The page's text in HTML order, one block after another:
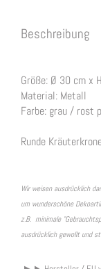
Beschreibung
Größe: Ø 30 cm x
Material: Metall
Farbe: grau / rost
Runde
Wir weisen ausdrücklich
um wunderschöne
z.B. minimale
ausdrücklich gewollt und